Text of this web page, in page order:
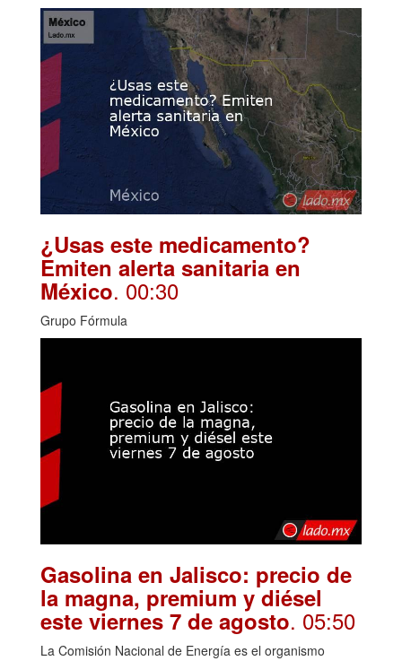
¿Usas este medicamento?
Emiten alerta sanitaria en
México. 00:30
Grupo Fórmula
Gasolina en Jalisco: precio de
la magna, premium y diésel
este viernes 7 de agosto. 05:50
La Comisión Nacional de Energía es el organismo